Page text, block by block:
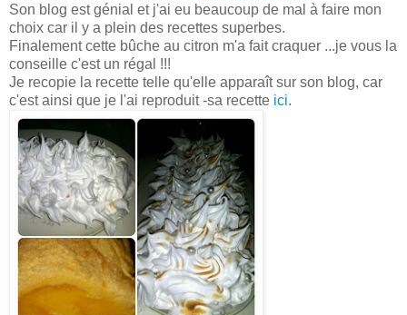
Son blog est génial et j'ai eu beaucoup de mal à faire mon
choix car il y a plein des recettes superbes.
Finalement cette bûche au citron m'a fait craquer ...je vous la
conseille c'est un régal !!!
Je recopie la recette telle qu'elle apparaît sur son blog, car
c'est ainsi que je l'ai reproduit -sa recette ici.